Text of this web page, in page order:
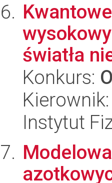
światła
Konkurs:
Instytut